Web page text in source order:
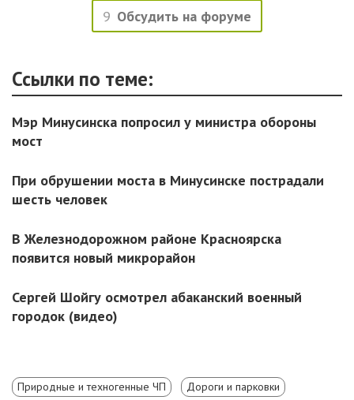
9 Обсудить на форуме
Ссылки по теме:
Мэр Минусинска попросил у министра обороны
мост
При обрушении моста в Минусинске пострадали
шесть человек
В Железнодорожном районе Красноярска
появится новый микрорайон
Сергей Шойгу осмотрел абаканский военный
городок (видео)
Природные и техногенные ЧП Дороги и парковки